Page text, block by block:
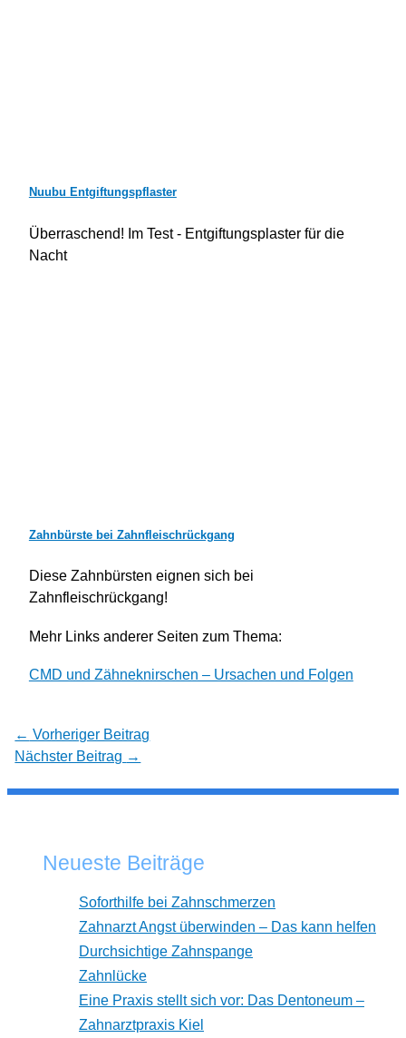
Nuubu Entgiftungspflaster
Überraschend! Im Test - Entgiftungsplaster für die
Nacht
Zahnbürste bei Zahnfleischrückgang
Diese Zahnbürsten eignen sich bei
Zahnfleischrückgang!
Mehr Links anderer Seiten zum Thema:
CMD und Zähneknirschen – Ursachen und Folgen
← Vorheriger Beitrag
Nächster Beitrag →
Neueste Beiträge
Soforthilfe bei Zahnschmerzen
Zahnarzt Angst überwinden – Das kann helfen
Durchsichtige Zahnspange
Zahnlücke
Eine Praxis stellt sich vor: Das Dentoneum –
Zahnarztpraxis Kiel